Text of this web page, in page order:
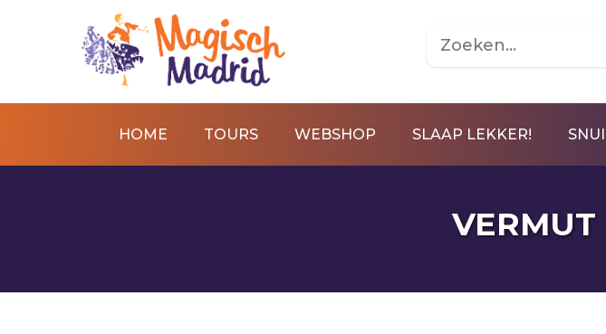
HOME TOURS WEBSHOP SLAAP LEKKER!
VERMUT